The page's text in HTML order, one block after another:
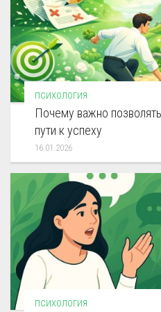
ПСИХОЛОГИЯ
Почему важно
пути к успеху
16.01.2026
ПСИХОЛОГИЯ